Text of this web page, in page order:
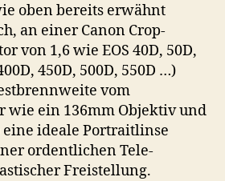
oben bereits erwähnt
an einer Canon Crop-
von 1,6 wie EOS 40D, 50D,
450D, 500D, 550D …)
vom
wie ein 136mm Objektiv und
eine ideale Portraitlinse
ordentlichen Tele-
Freistellung.